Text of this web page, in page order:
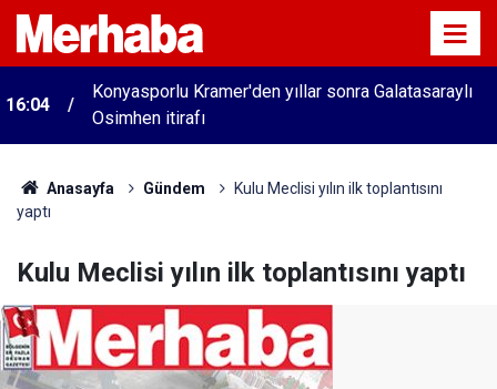
16:04
Konyasporlu Kramer'den yıllar sonra Galatasaraylı
Osimhen itirafı
Anasayfa Gündem
Kulu Meclisi yılın ilk toplantısını
yaptı
Kulu Meclisi yılın ilk toplantısını yaptı